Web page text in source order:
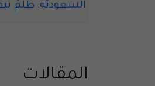
السعوديّة: ظلمٌ
المقالات